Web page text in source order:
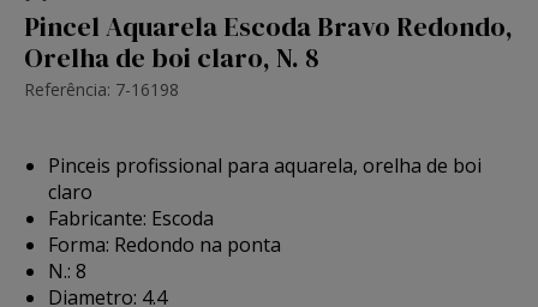
Pincel Aquarela Escoda Bravo Redondo,
Orelha de boi claro, N. 8
Referência: 7-16198
Pinceis profissional para aquarela, orelha de boi
claro
Fabricante: Escoda
Forma: Redondo na ponta
N.: 8
Diametro: 4.4